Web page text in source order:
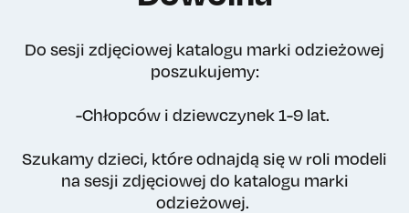
Do sesji zdjęciowej katalogu marki odzieżowej
poszukujemy:
-Chłopców i dziewczynek 1-9 lat.
Szukamy dzieci, które odnajdą się w roli modeli
na sesji zdjęciowej do katalogu marki
odzieżowej.